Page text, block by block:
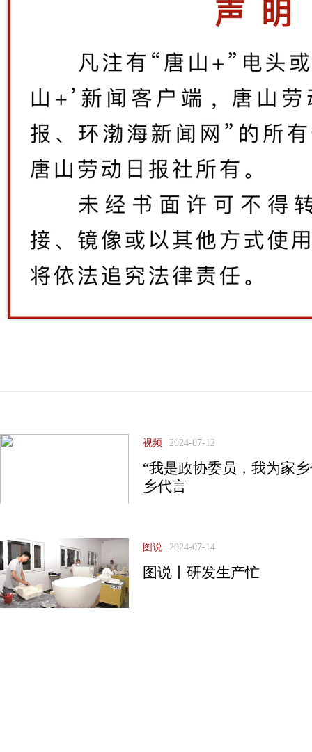
视频 2024-07-12
“我是政协委员，我为家
乡代言
图说 2024-07-14
图说丨研发生产忙